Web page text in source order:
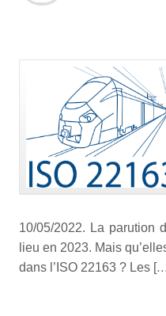
10/05/2022. La parution
lieu en 2023. Mais
dans l’ISO 22163 ? Les